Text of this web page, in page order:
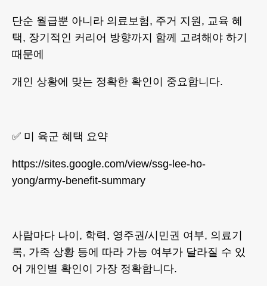
단순 월급뿐 아니라 의료보험, 주거 지원, 교육 혜
택, 장기적인 커리어 방향까지 함께 고려해야 하기
때문에
개인 상황에 맞는 정확한 확인이 중요합니다.
✅ 미 육군 혜택 요약
https://sites.google.com/view/ssg-lee-ho-
yong/army-benefit-summary
사람마다 나이, 학력, 영주권/시민권 여부, 의료기
록, 가족 상황 등에 따라 가능 여부가 달라질 수 있
어 개인별 확인이 가장 정확합니다.